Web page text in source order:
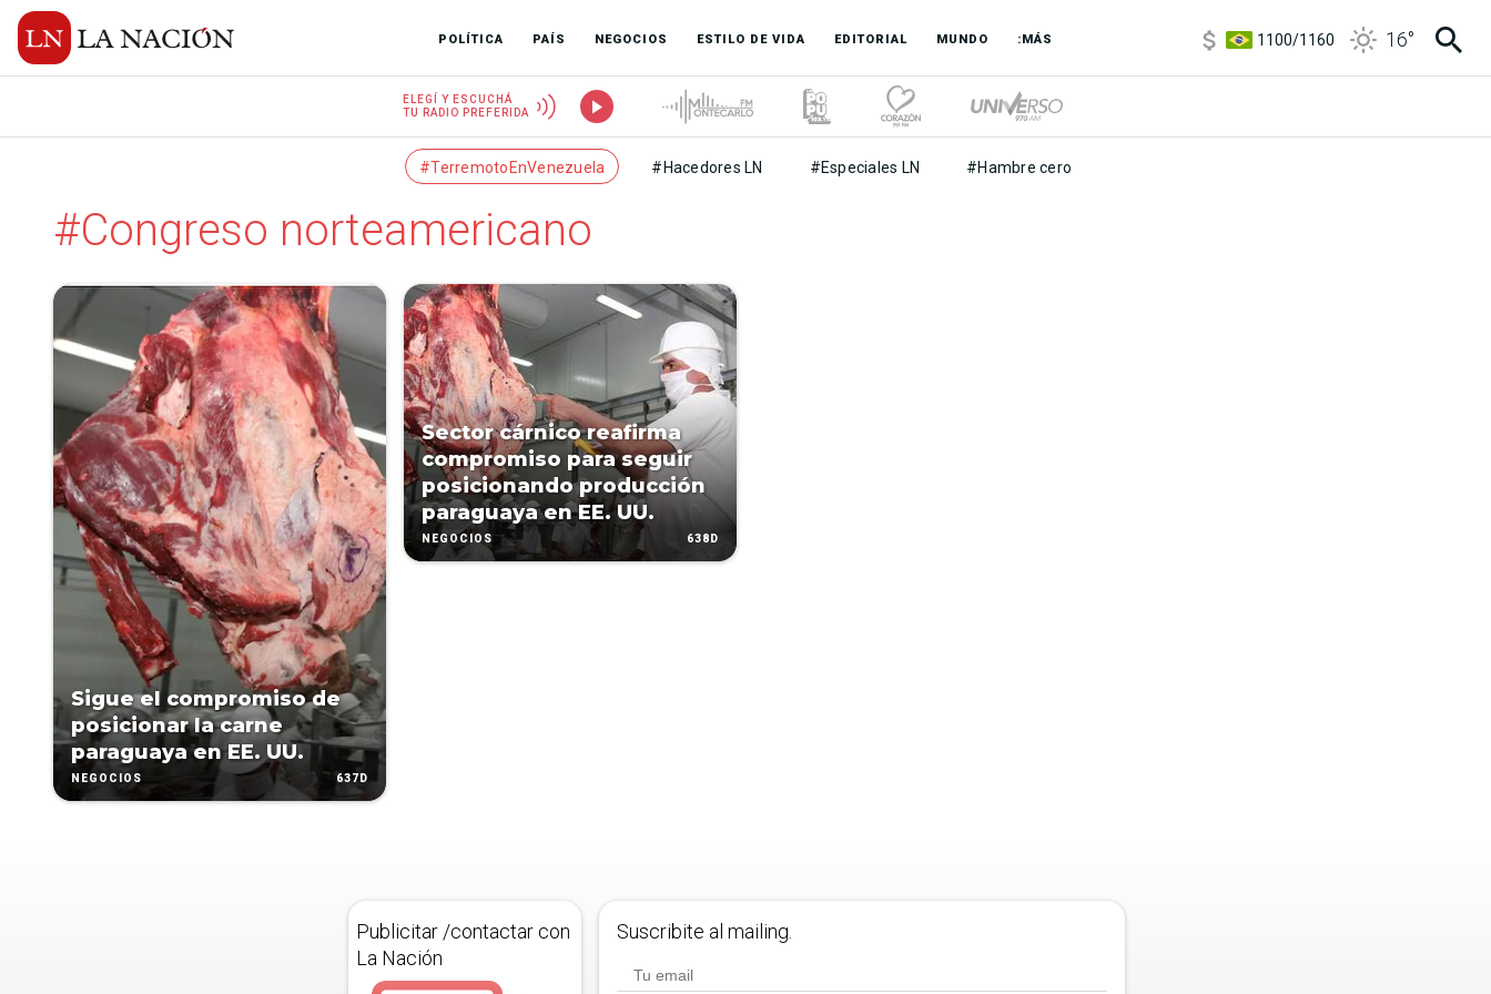
POLÍTICA PAÍS NEGOCIOS ESTILO DE VIDA EDITORIAL MUNDO :MÁS
1100/1160
16°
ELEGÍ Y ESCUCHÁ
TU RADIO PREFERIDA
#TerremotoEnVenezuela #Hacedores LN #Especiales LN #Hambre cero
#Congreso norteamericano
Sigue el compromiso de
posicionar la carne
paraguaya en EE. UU.
NEGOCIOS 637D
Sector cárnico reafirma
compromiso para seguir
posicionando producción
paraguaya en EE. UU.
NEGOCIOS 638D
Publicitar /contactar con
La Nación
Suscribite al mailing.